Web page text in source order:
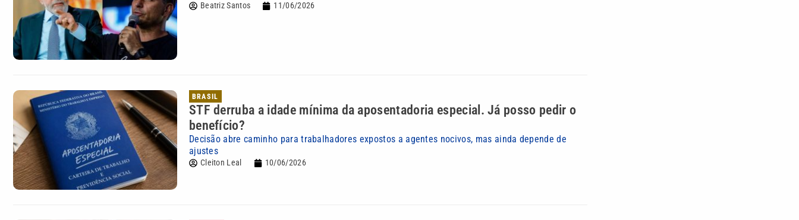
Beatriz Santos 11/06/2026
BRASIL
STF derruba a idade mínima da aposentadoria especial. Já posso pedir o
benefício?
Decisão abre caminho para trabalhadores expostos a agentes nocivos, mas ainda depende de
ajustes
Cleiton Leal 10/06/2026